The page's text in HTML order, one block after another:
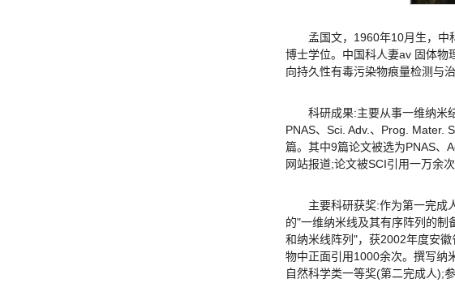
孟国文，1960年10月生，中
博士学位。中国科人妻av 固体物
向持久性有毒污染物痕量检测与
科研成果:主要从事一维纳米
PNAS、Sci. Adv.、Prog. Mater.
篇。其中9篇论文被选为PNAS、
网站报道;论文被SCI引用一万余
主要科研获奖:作为第一完成
的"一维纳米线及其有序阵列的
和纳米线阵列"，获2002年度安
物中正面引用1000余次。撰写纳
自然科学类一等奖(第二完成人);